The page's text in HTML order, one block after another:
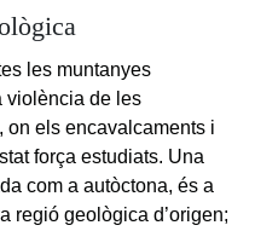
les muntanyes
violència de les
on els encavalcaments i
força estudiats. Una
com a autòctona, és a
regió geològica d’origen;